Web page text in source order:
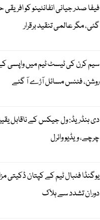
فیفا صدر جیانی انفانٹینو کو
گئی، مگر عالمی تنقید برقرار
سیم کرن کی ٹیسٹ ٹیم میں واپسی
روشن، فٹنس مسائل آڑے آ گئے
دی ہنڈریڈ: ول جیکس کے ناقابل
چرچے، ویڈیو وائرل
یوگنڈا فٹبال ٹیم کے کپتان
دوران تشدد سے ہلاک